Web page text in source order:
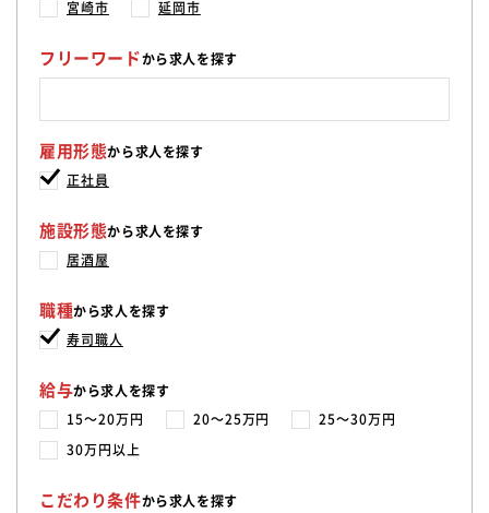
宮崎市 延岡市
フリーワードから求人を探す
雇用形態から求人を探す
正社員
施設形態から求人を探す
居酒屋
職種から求人を探す
寿司職人
給与から求人を探す
15〜20万円 20〜25万円 25〜30万円
30万円以上
こだわり条件から求人を探す